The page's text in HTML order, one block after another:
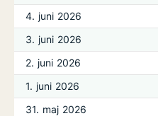
4. juni 2026
3. juni 2026
2. juni 2026
1. juni 2026
31. maj 2026